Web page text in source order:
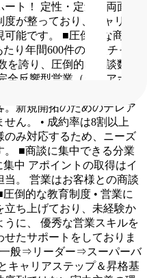
ト！
定性・定量の両面か
が整っており、キャリア
能です。
■圧倒的な商談
たり年間600件の商談チャン
を誇り、圧倒的な商談数を
全反響型営業（テレアポ・
新規開拓のためのテレア
ん。
• 成約率は8割以上
のみ対応するため、ニーズ
■商談に集中できる分業
集中 アポイントの取得はイ
。
営業はお客様との商談
圧倒的な教育制度 • 営業に
ち上げており、未経験か
に、
優秀な営業スキルを
たサポートをしておりま
一般⇒リーダー⇒スーパーバ
キャリアステップ＆昇格基